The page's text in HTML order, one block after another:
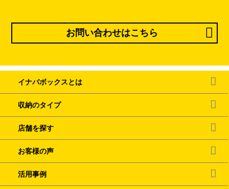
お問い合わせはこちら
イナバボックスとは
収納のタイプ
店舗を探す
お客様の声
活用事例